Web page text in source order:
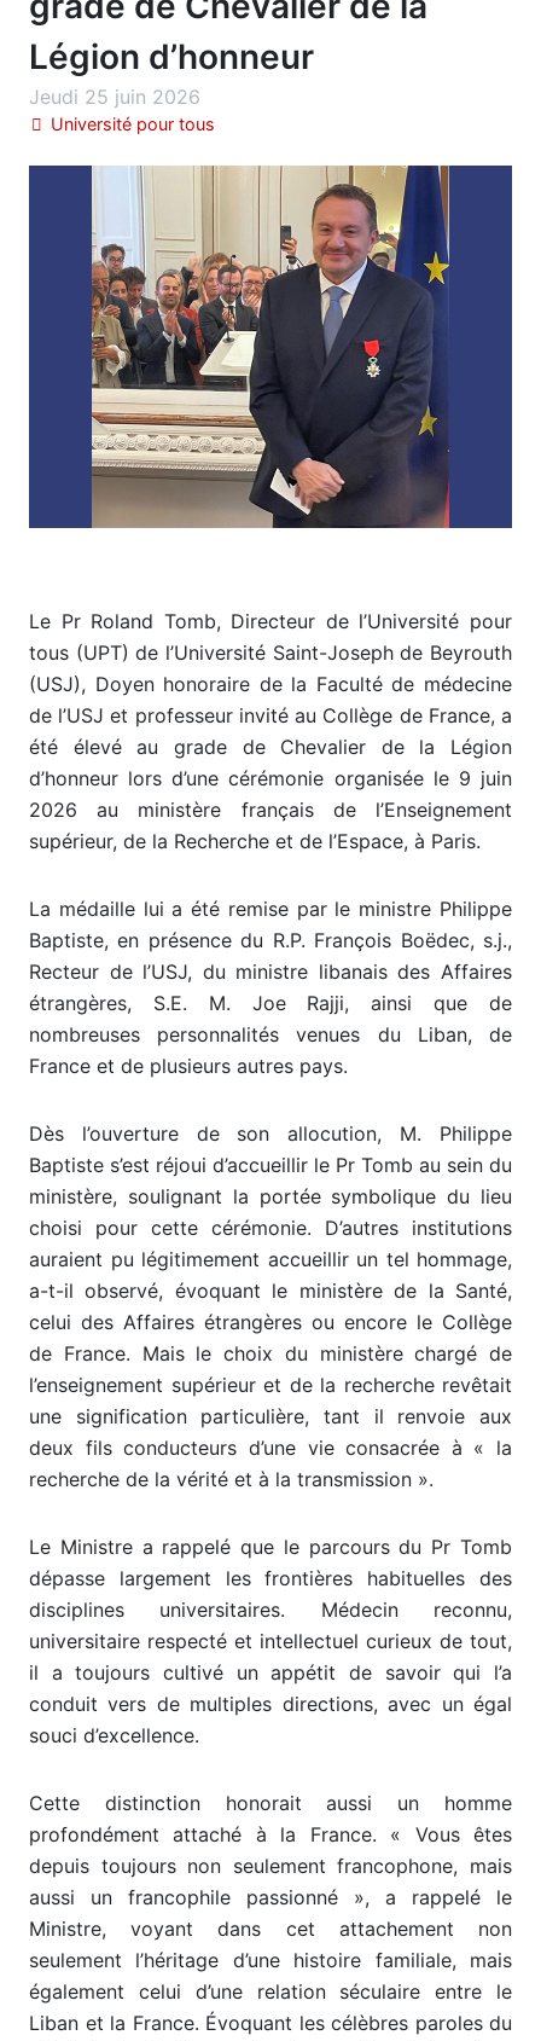
Légion d’honneur
Jeudi 25 juin 2026
Université pour tous
Le Pr Roland Tomb, Directeur de l’Université pour
tous (UPT) de l’Université Saint-Joseph de Beyrouth
(USJ), Doyen honoraire de la Faculté de médecine
de l’USJ et professeur invité au Collège de France, a
été élevé au grade de Chevalier de la Légion
d’honneur lors d’une cérémonie organisée le 9 juin
2026 au ministère français de l’Enseignement
supérieur, de la Recherche et de l’Espace, à Paris.
La médaille lui a été remise par le ministre Philippe
Baptiste, en présence du R.P. François Boëdec, s.j.,
Recteur de l’USJ, du ministre libanais des Affaires
étrangères, S.E. M. Joe Rajji, ainsi que de
nombreuses personnalités venues du Liban, de
France et de plusieurs autres pays.
Dès l’ouverture de son allocution, M. Philippe
Baptiste s’est réjoui d’accueillir le Pr Tomb au sein du
ministère, soulignant la portée symbolique du lieu
choisi pour cette cérémonie. D’autres institutions
auraient pu légitimement accueillir un tel hommage,
a-t-il observé, évoquant le ministère de la Santé,
celui des Affaires étrangères ou encore le Collège
de France. Mais le choix du ministère chargé de
l’enseignement supérieur et de la recherche revêtait
une signification particulière, tant il renvoie aux
deux fils conducteurs d’une vie consacrée à « la
recherche de la vérité et à la transmission ».
Le Ministre a rappelé que le parcours du Pr Tomb
dépasse largement les frontières habituelles des
disciplines universitaires. Médecin reconnu,
universitaire respecté et intellectuel curieux de tout,
il a toujours cultivé un appétit de savoir qui l’a
conduit vers de multiples directions, avec un égal
souci d’excellence.
Cette distinction honorait aussi un homme
profondément attaché à la France. « Vous êtes
depuis toujours non seulement francophone, mais
aussi un francophile passionné », a rappelé le
Ministre, voyant dans cet attachement non
seulement l’héritage d’une histoire familiale, mais
également celui d’une relation séculaire entre le
Liban et la France. Évoquant les célèbres paroles du